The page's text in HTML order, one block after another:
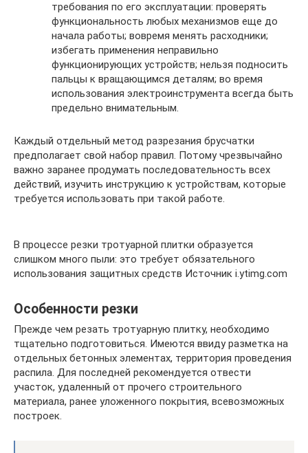
требования по его эксплуатации: проверять
функциональность любых механизмов еще до
начала работы; вовремя менять расходники;
избегать применения неправильно
функционирующих устройств; нельзя подносить
пальцы к вращающимся деталям; во время
использования электроинструмента всегда быть
предельно внимательным.
Каждый отдельный метод разрезания брусчатки
предполагает свой набор правил. Потому чрезвычайно
важно заранее продумать последовательность всех
действий, изучить инструкцию к устройствам, которые
требуется использовать при такой работе.
В процессе резки тротуарной плитки образуется
слишком много пыли: это требует обязательного
использования защитных средств Источник i.ytimg.com
Особенности резки
Прежде чем резать тротуарную плитку, необходимо
тщательно подготовиться. Имеются ввиду разметка на
отдельных бетонных элементах, территория проведения
распила. Для последней рекомендуется отвести
участок, удаленный от прочего строительного
материала, ранее уложенного покрытия, всевозможных
построек.